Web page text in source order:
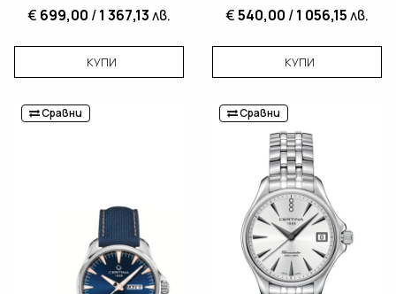
€ 699,00 /1 367,13лв.
КУПИ
€540,00 /1 056,15лв.
КУПИ
Сравни Сравни